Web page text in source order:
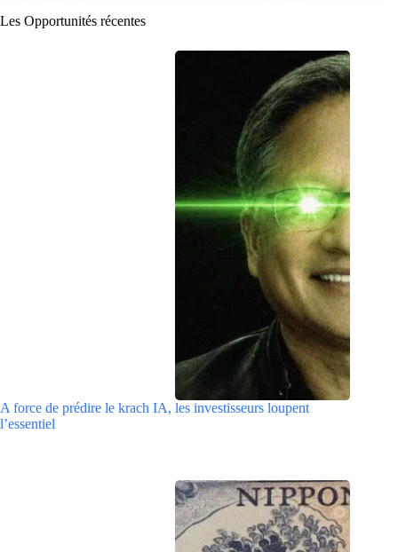
Les Opportunités récentes
A force de prédire le krach IA, les investisseurs loupent
l’essentiel